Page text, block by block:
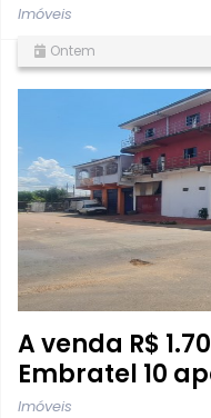
Imóveis
Ontem
A venda R$
Embratel 10
Imóveis